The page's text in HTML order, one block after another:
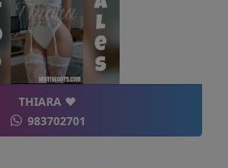
THIARA ❤️
983702701